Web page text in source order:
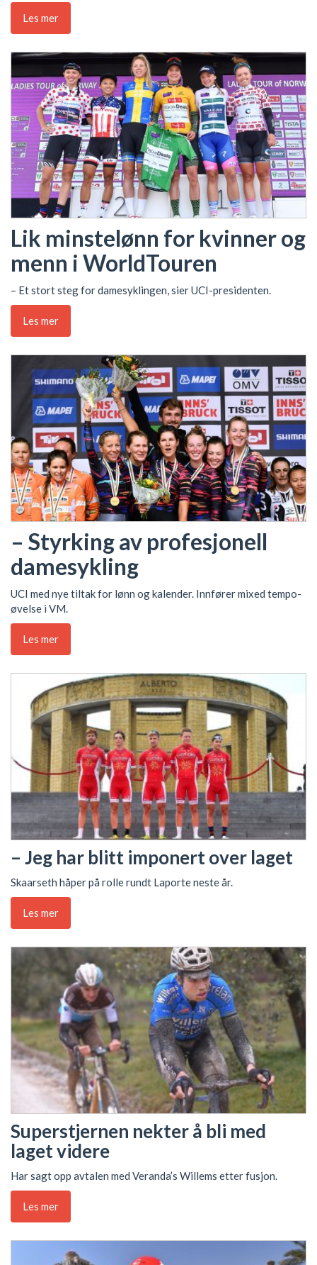
Les mer
Lik minstelønn for kvinner og
menn i WorldTouren
– Et stort steg for damesyklingen, sier UCI-presidenten.
Les mer
– Styrking av profesjonell
damesykling
UCI med nye tiltak for lønn og kalender. Innfører mixed tempo-
øvelse i VM.
Les mer
– Jeg har blitt imponert over laget
Skaarseth håper på rolle rundt Laporte neste år.
Les mer
Superstjernen nekter å bli med
laget videre
Har sagt opp avtalen med Veranda’s Willems etter fusjon.
Les mer